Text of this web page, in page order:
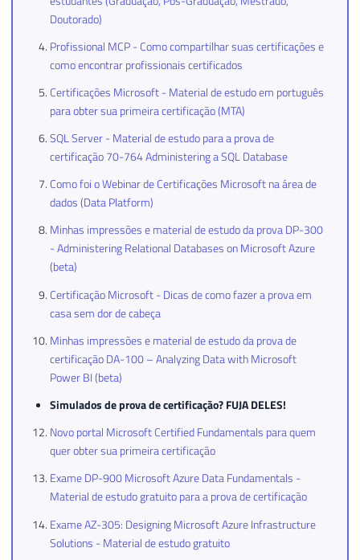
Doutorado)
Profissional MCP - Como compartilhar suas certificações e
como encontrar profissionais certificados
Certificações Microsoft - Material de estudo em português
para obter sua primeira certificação (MTA)
SQL Server - Material de estudo para a prova de
certificação 70-764 Administering a SQL Database
Como foi o Webinar de Certificações Microsoft na área de
dados (Data Platform)
Minhas impressões e material de estudo da prova DP-300
- Administering Relational Databases on Microsoft Azure
(beta)
Certificação Microsoft - Dicas de como fazer a prova em
casa sem dor de cabeça
Minhas impressões e material de estudo da prova de
certificação DA-100 – Analyzing Data with Microsoft
Power BI (beta)
Simulados de prova de certificação? FUJA DELES!
Novo portal Microsoft Certified Fundamentals para quem
quer obter sua primeira certificação
Exame DP-900 Microsoft Azure Data Fundamentals -
Material de estudo gratuito para a prova de certificação
Exame AZ-305: Designing Microsoft Azure Infrastructure
Solutions - Material de estudo gratuito